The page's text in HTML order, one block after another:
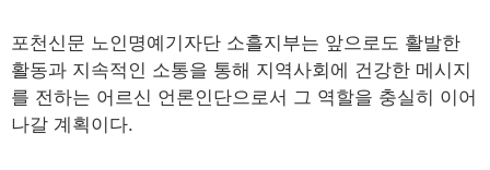
포천신문 노인명예기자단 소흘지부는 앞으로도 활발한
활동과 지속적인 소통을 통해 지역사회에 건강한 메시지
를 전하는 어르신 언론인단으로서 그 역할을 충실히 이어
나갈 계획이다.